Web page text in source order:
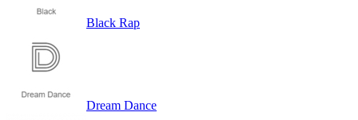
Black Rap
Dream Dance